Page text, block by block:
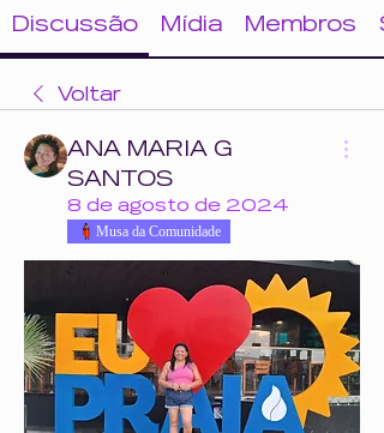
Discussão Mídia Membros
Voltar
ANA MARIA G
SANTOS
8 de agosto de 2024
Musa da Comunidade